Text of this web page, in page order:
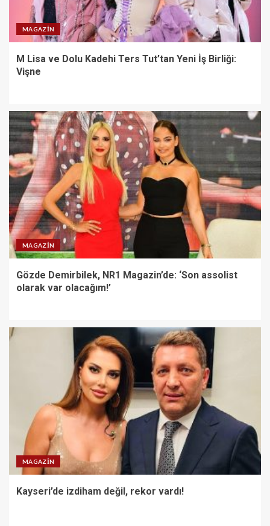
MAGAZIN
M Lisa ve Dolu Kadehi Ters Tut’tan Yeni İş Birliği:
Vişne
MAGAZIN
Gözde Demirbilek, NR1 Magazin’de: ‘Son assolist
olarak var olacağım!’
MAGAZIN
Kayseri’de izdiham değil, rekor vardı!